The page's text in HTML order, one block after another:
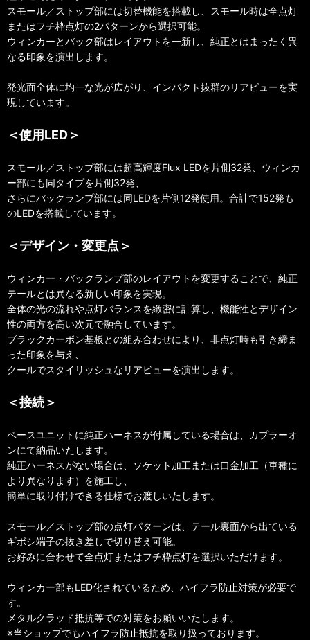
スモール／ストップ部には切替機能を搭載し、スモール時は全点灯
またはフチ枠点灯の2パターンから選択可能。
ウィンカーとバック部はレイアウトを一新し、純正とはまったく異
なる印象を演出します。
発光面全体に均一な光が広がり、インパクト抜群のリアビューを実
現しています。
＜使用LED＞
スモール／ストップ部には超高輝度Flux LEDを片側32発、ウィンカ
ー部にも同タイプを片側32発、
さらにバックランプ部には同LEDを片側12発使用。合計で152発も
のLEDを搭載しています。
＜デザイン・変更点＞
ウィンカー・バックランプ部のレイアウトを変更することで、純正
テールとは異なる新しい印象を実現。
全体の光の流れや点灯バランスを緻密に計算し、機能性とデザイン
性の両方を高い次元で融合しています。
ブラックカーボン基板との組み合わせにより、非点灯時も引き締ま
った印象を与え、
クールでスタイリッシュなリアビューを演出します。
＜接続＞
ベースユニットに純正ハーネスが付属している場合は、カプラーオ
ンにて納品いたします。
純正ハーネスがない場合は、ソケット加工または口金加工（車種に
より異なります）を施工し、
簡単に取り付けできる仕様でお渡しいたします。
スモール／ストップ部の点灯パターンは、テール裏面から出ている
ギボシ端子の抜き差しで切り替え可能。
お好みに合わせて全点灯またはフチ枠点灯を選択いただけます。
ウィンカー部もLED化されているため、ハイフラ防止対策が必要で
す。
メタルクラッド抵抗等での対策をお願いいたします。
※当ショップでもハイフラ防止抵抗を取り扱っております。